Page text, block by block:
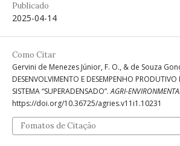
Publicado
2025-04-14
Como Citar
Gervini de Menezes Júnior, F. O., & de Souza
DESENVOLVIMENTO E DESEMPENHO
SISTEMA “SUPERADENSADO”.AGRI-
https://doi.org/10.36725/agries.v11i1.10231
Fomatos de Citação